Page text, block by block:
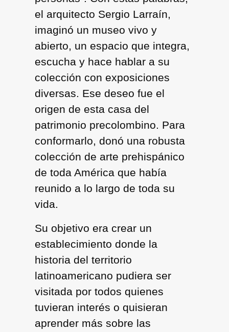
el arquitecto Sergio Larraín,
imaginó un museo vivo y
abierto, un espacio que integra,
escucha y hace hablar a su
colección con exposiciones
diversas. Ese deseo fue el
origen de esta casa del
patrimonio precolombino. Para
conformarlo, donó una robusta
colección de arte prehispánico
de toda América que había
reunido a lo largo de toda su
vida.
Su objetivo era crear un
establecimiento donde la
historia del territorio
latinoamericano pudiera ser
visitada por todos quienes
tuvieran interés o quisieran
aprender más sobre las